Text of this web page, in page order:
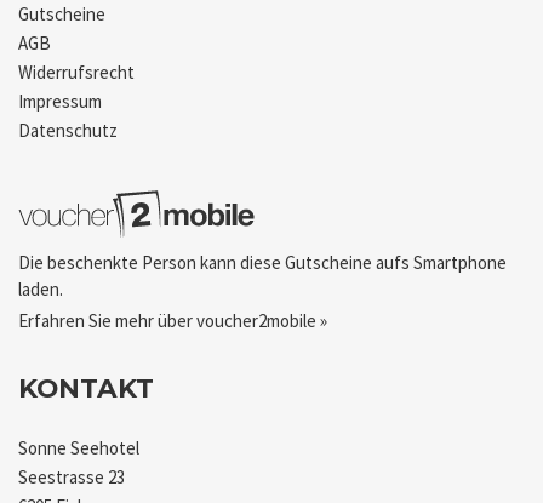
Gutscheine
AGB
Widerrufsrecht
Impressum
Datenschutz
Die beschenkte Person kann diese Gutscheine aufs Smartphone
laden.
Erfahren Sie mehr über voucher2mobile »
KONTAKT
Sonne Seehotel
Seestrasse 23